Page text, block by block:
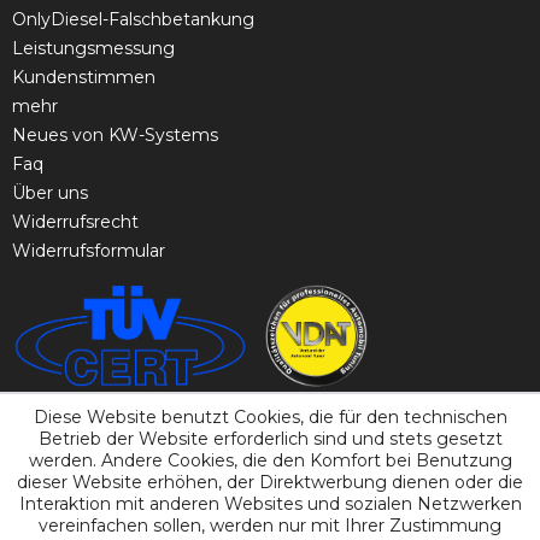
OnlyDiesel-Falschbetankung
Leistungsmessung
Kundenstimmen
mehr
Neues von KW-Systems
Faq
Über uns
Widerrufsrecht
Widerrufsformular
Diese Website benutzt Cookies, die für den technischen
Betrieb der Website erforderlich sind und stets gesetzt
werden. Andere Cookies, die den Komfort bei Benutzung
dieser Website erhöhen, der Direktwerbung dienen oder die
Interaktion mit anderen Websites und sozialen Netzwerken
vereinfachen sollen, werden nur mit Ihrer Zustimmung